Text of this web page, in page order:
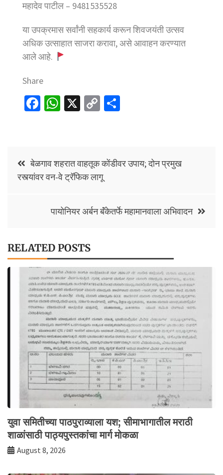
महादेव पाटील – 9481535528
या उपक्रमास सर्वांनी सहकार्य करून शिवजयंती उत्सव
अधिक उत्साहात साजरा करावा, असे आवाहन करण्यात
आले आहे.
Share
Fa
o
k
W
p
p
X
C
Li
n
Post
navigation
बेळगाव शहरात वाहतूक कोंडीवर उपाय; दोन प्रमुख
रस्त्यांवर वन-वे ट्रॅफिक लागू
पायोनियर अर्बन बॅंकेतर्फे महामानवाला अभिवादन
RELATED POSTS
युवा समितीच्या पाठपुराव्याला यश; सीमाभागातील मराठी
शाळांसाठी पाठ्यपुस्तकांचा मार्ग मोकळा
August 8, 2026